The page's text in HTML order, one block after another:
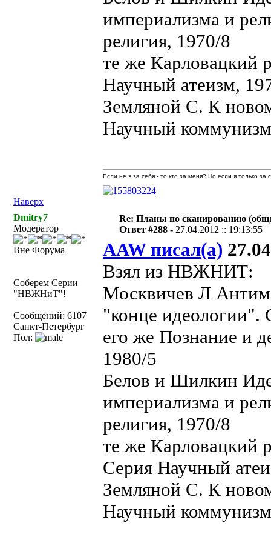
империализма и
религия, 1970/8
те же Карловацкий
Научный атеизм,
Земляной С. К
Научный
Наверх
Если не я за себя - то кто за меня? Но если я только
Dmitry7
Модератор
Вне Форума
Соберем Серии
"НВЖНиТ"!
Сообщений: 6107
Санкт-Петербург
Пол:
Re: Планы по сканированию
Ответ #288 - 27.04.2012 :: 19:13:55
AAW писал(а)
Взял из НВЖНИТ:
Москвичев Л
"конце
его же Познание и
1980/5
Белов и Шилкин
империализма и
религия, 1970/8
те же Карловацкий
Серия Научный
Земляной С. К
Научный